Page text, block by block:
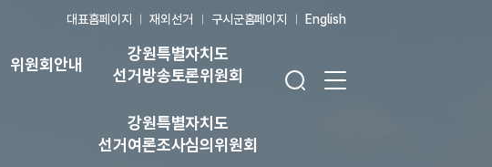
대표홈페이지 재외선거 구시군홈페이지 English
위원회안내
강원특별자치도
선거방송토론위원회
강원특별자치도
선거여론조사심의위원회